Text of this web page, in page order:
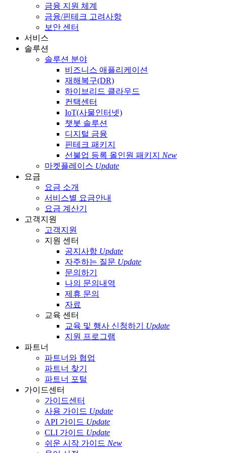
금융 지원 체계
금융/핀테크 고려사항
보안 센터
서비스
솔루션
솔루션 분야
비즈니스 애플리케이션
재해복구(DR)
하이브리드 클라우드
컨택센터
IoT(사물인터넷)
챗봇 솔루션
디지털 금융
핀테크 패키지
선불업 등록 올인원 패키지 New
마켓플레이스 Update
요금
요금 소개
서비스별 요금안내
요금 계산기
고객지원
고객지원
지원 센터
공지사항 Update
자주하는 질문 Update
문의하기
나의 문의내역
제휴 문의
자료
교육 센터
교육 및 행사 신청하기 Update
지원 프로그램
파트너
파트너와 협업
파트너 찾기
파트너 포털
가이드센터
가이드센터
사용 가이드 Update
API 가이드 Update
CLI 가이드 Update
쉬운 시작 가이드 New